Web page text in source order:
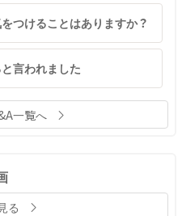
つけることはありますか？
言われました
一覧へ
る